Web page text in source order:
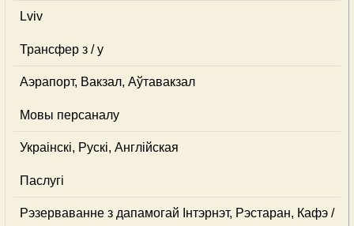
Lviv
Трансфер з / у
Аэрапорт, Вакзал, Аўтавакзал
Мовы персаналу
Украінскі, Рускі, Англійская
Паслугі
Рэзерваванне з дапамогай Інтэрнэт, Рэстаран, Кафэ /